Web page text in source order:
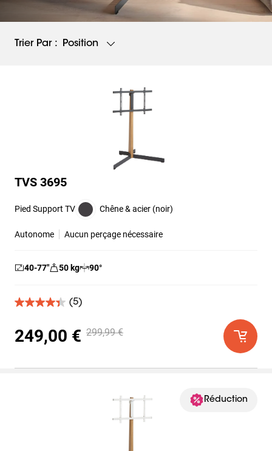
Trier Par : Position
TVS 3695
Pied Support TV Chêne & acier (noir)
Autonome Aucun perçage nécessaire
40-77″ 50 kg 90°
(5)
4.4
5
étoiles.
avis
249,00 € 299,99 €
Réduction